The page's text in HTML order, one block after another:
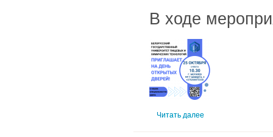
В ходе
Читать далее